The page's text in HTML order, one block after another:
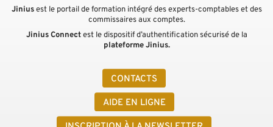
CONTACTS
AIDE EN LIGNE
Jiniusest le portail de formation intégré des experts-comptables et des
commissaires aux comptes.
Jinius Connectest le dispositif d’authentification sécurisé de la
plateforme Jinius.